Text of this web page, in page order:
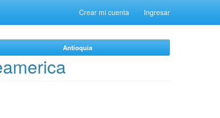
Crear mi cuenta Ingresar
Antioquia